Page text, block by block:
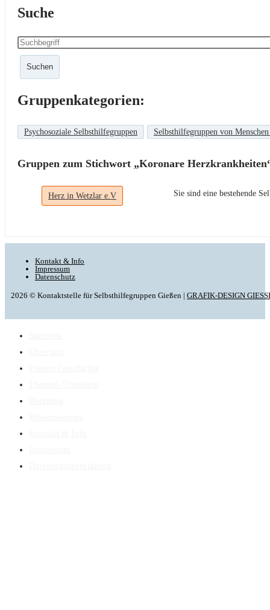
Suche
Suchen
Gruppenkategorien:
Psychosoziale Selbsthilfegruppen Selbsthilfegruppen von
Gruppen zum Stichwort „Koronare
Herz in Wetzlar e.V Sie sind eine bestehende
Kontakt & Info
Impressum
Datenschutz
2026 © Kontaktstelle für Selbsthilfegruppen Gießen | GRAFIK-DESIGN